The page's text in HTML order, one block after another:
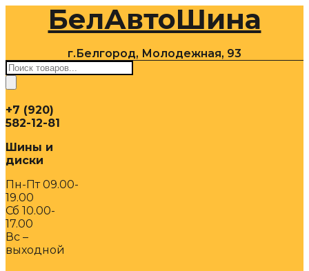
содержимомуБелАвтоШина
г.Белгород, Молодежная, 93
Поиск
товаров
+7 (920)
582-12-81
Шины и
диски
Пн-Пт 09.00-
19.00
Сб 10.00-
17.00
Вс –
выходной